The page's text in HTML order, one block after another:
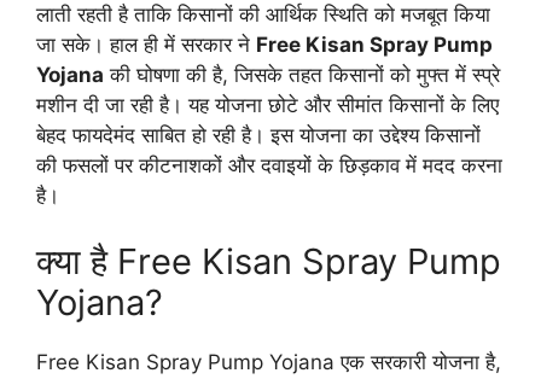
लाती रहती है ताकि किसानों की आर्थिक स्थिति को मजबूत किया
जा सके। हाल ही में सरकार ने Free Kisan Spray Pump
Yojana की घोषणा की है, जिसके तहत किसानों को मुफ्त में स्प्रे
मशीन दी जा रही है। यह योजना छोटे और सीमांत किसानों के लिए
बेहद फायदेमंद साबित हो रही है। इस योजना का उद्देश्य किसानों
की फसलों पर कीटनाशकों और दवाइयों के छिड़काव में मदद करना
है।
क्या है Free Kisan Spray Pump
Yojana?
Free Kisan Spray Pump Yojana एक सरकारी योजना है,